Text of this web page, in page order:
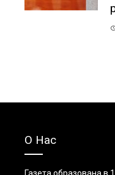
О Нас
Газета образована в